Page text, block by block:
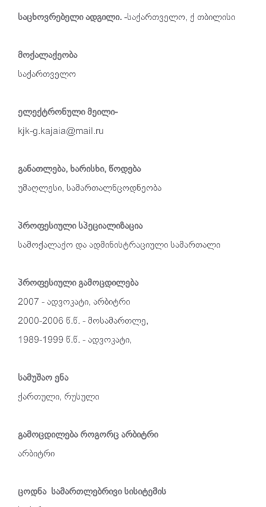
საცხოვრებელი ადგილი. -საქართველო, ქ თბილისი
მოქალაქეობა
საქართველო
ელექტრონული მეილი-
kjk-g.kajaia@mail.ru
განათლება, ხარისხი, წოდება
უმაღლესი, სამართალნცოდნეობა
პროფესიული სპეციალიზაცია
სამოქალაქო და ადმინისტრაციული სამართალი
პროფესიული გამოცდილება
2007 - ადვოკატი, არბიტრი
2000-2006 წ.წ. - მოსამართლე,
1989-1999 წ.წ. - ადვოკატი,
სამუშაო ენა
ქართული, რუსული
გამოცდილება როგორც არბიტრი
არბიტრი
ცოდნა სამართლებრივი სისიტემის